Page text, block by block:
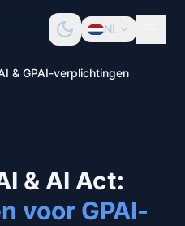
NL
& GPAI-verplichtingen
& AI Act:
voor GPAI-